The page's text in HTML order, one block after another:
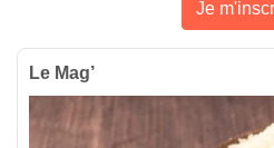
Je
Le Mag’